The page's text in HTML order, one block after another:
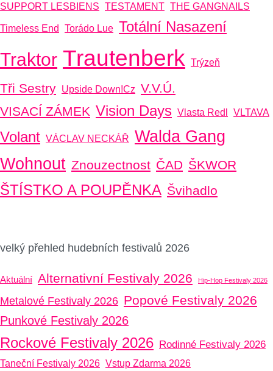
SUPPORT LESBIENS TESTAMENT THE GANGNAILS
Timeless End Torádo Lue Totální Nasazení
Traktor Trautenberk Trýzeň
Tři Sestry Upside Down!cz V.V.Ú.
VISACÍ ZÁMEK Vision Days Vlasta Redl VLTAVA
Volant VÁCLAV NECKÁŘ Walda Gang
Wohnout Znouzectnost ČAD ŠKWOR
ŠTÍSTKO A POUPĚNKA Švihadlo
velký přehled hudebních festivalů 2026
Aktuální Alternativní Festivaly 2026 Hip-Hop Festivaly 2026
Metalové Festivaly 2026 Popové Festivaly 2026
Punkové Festivaly 2026
Rockové Festivaly 2026 Rodinné Festivaly 2026
Taneční Festivaly 2026 Vstup Zdarma 2026